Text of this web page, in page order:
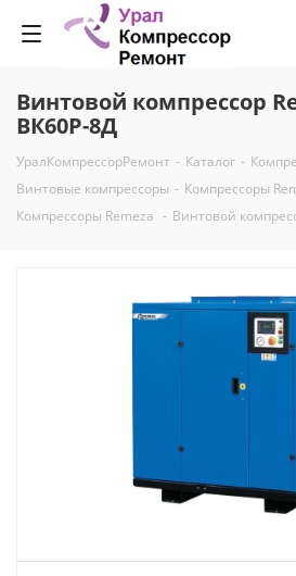
Винтовой компрессор
ВК60Р-8Д
УралКомпрессорРемонт - Каталог -
Винтовые компрессоры - Компрессоры
Компрессоры Remeza - Винтовой